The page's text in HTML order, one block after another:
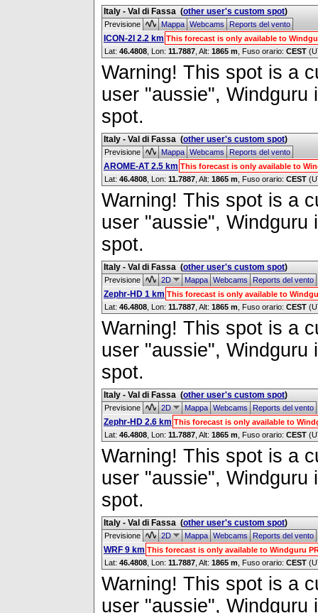
Italy - Val di Fassa (other user's custom spot)
Previsione MappaWebcamsReports del vento
ICON-2I 2.2 km This forecast is only available to
Lat: 46.4808 , Lon: 11.7887 Alt: 1865 m , Fuso orario: CEST
Warning! This spot is a
user "aussie",
spot.
Italy - Val di Fassa (other user's custom spot)
Previsione MappaWebcamsReports del vento
AROME-AT 2.5 km This forecast is only available to
Lat: 46.4808 , Lon: 11.7887 Alt: 1865 m , Fuso orario: CEST
Warning! This spot is a
user "aussie",
spot.
Italy - Val di Fassa (other user's custom spot)
Previsione 2D MappaWebcamsReports del vento
Zephr-HD 1 km This forecast is only available to
Lat: 46.4808 , Lon: 11.7887 Alt: 1865 m , Fuso orario: CEST
Warning! This spot is a
user "aussie",
spot.
Italy - Val di Fassa (other user's custom spot)
Previsione 2D MappaWebcamsReports del vento
Zephr-HD 2.6 km This forecast is only available to
Lat: 46.4808 , Lon: 11.7887 Alt: 1865 m , Fuso orario: CEST
Warning! This spot is a
user "aussie",
spot.
Italy - Val di Fassa (other user's custom spot)
Previsione 2D MappaWebcamsReports del vento
WRF 9 km This forecast is only available to Windguru
Lat: 46.4808 , Lon: 11.7887 Alt: 1865 m , Fuso orario: CEST
Warning! This spot is a
user "aussie",